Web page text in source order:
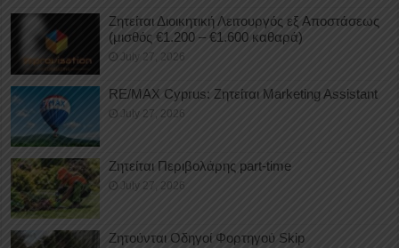
Ζητείται Διοικητική Λειτουργός εξ Αποστάσεως
(μισθός €1.200 – €1.600 καθαρά)
July 27, 2026
RE/MAX Cyprus: Ζητείται Marketing Assistant
July 27, 2026
Ζητείται Περιβολάρης part-time
July 27, 2026
Ζητούνται Οδηγοί Φορτηγού Skip